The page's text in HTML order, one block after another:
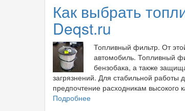
разбираемся
в
устройстве
детали
подробнее
Как выбрать
Deqst.ru
Топливный фильтр. От
автомобиль. Топливный
бензобака, а также
загрязнений. Для стабильной работы
предпочтение расходникам высокого
Подробнее